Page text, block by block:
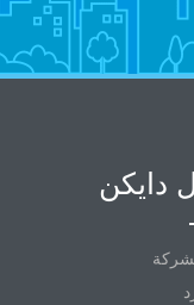
دايكن